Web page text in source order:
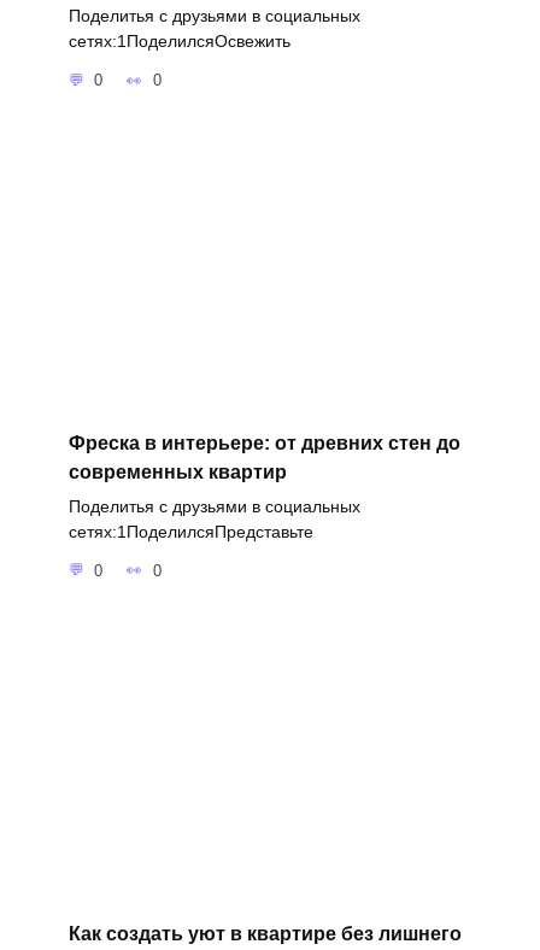
Поделитья с друзьями в социальных
сетях:1ПоделилсяОсвежить
0 0
Фреска в интерьере: от древних стен до
современных квартир
Поделитья с друзьями в социальных
сетях:1ПоделилсяПредставьте
0 0
Как создать уют в квартире без лишнего